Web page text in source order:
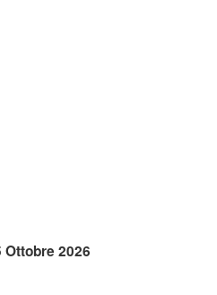
Ottobre 2026